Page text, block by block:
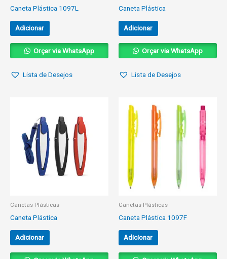
Caneta Plástica 1097L
Adicionar
Orçar via WhatsApp
Lista de Desejos
Caneta Plástica
Adicionar
Orçar via WhatsApp
Lista de Desejos
Canetas Plásticas
Caneta Plástica
Adicionar
Canetas Plásticas
Caneta Plástica 1097F
Adicionar